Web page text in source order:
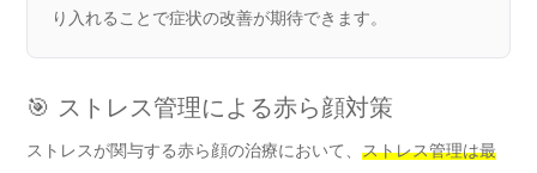
り入れることで症状の改善が期待できます。
🎯 ストレス管理による赤ら顔対策
ストレスが関与する赤ら顔の治療において、 ストレス管理は最